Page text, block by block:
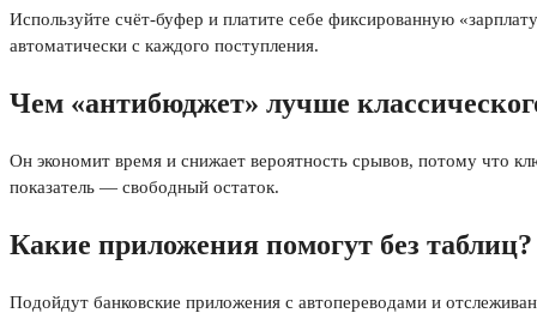
Используйте счёт‑буфер и платите себе фиксированную
автоматически с каждого поступления.
Чем «антибюджет» лучше
Он экономит время и снижает вероятность срывов, потому что
показатель — свободный остаток.
Какие приложения помогут без таблиц?
Подойдут банковские приложения с автопереводами и